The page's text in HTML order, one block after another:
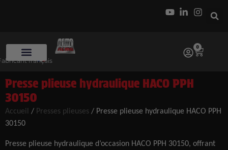
français
0
Presse plieuse hydraulique HACO PPH
30150
Accueil / Presses plieuses / Presse plieuse hydraulique HACO PPH
30150
Presse plieuse hydraulique d’occasion HACO PPH 30150, offrant